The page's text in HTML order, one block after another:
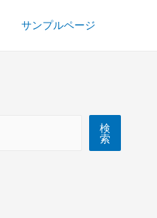
サンプルページ
検
索